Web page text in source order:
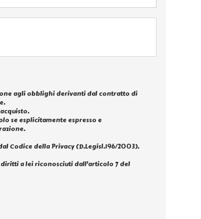
agli obblighi derivanti dal contratto di
se esplicitamente espresso e
Codice della Privacy (D.Legisl.196/2003).
a lei riconosciuti dall'articolo 7 del